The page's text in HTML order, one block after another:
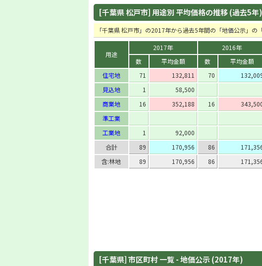
[千葉県 松戸市] 用途別 平均価格の推移 (過去5
「千葉県 松戸市」の2017年から過去5年間の「地価公示」の
用途
2017年 2016年
数
平均金額 数 平均金額
住宅地
71 132,811 70
見込地
1 58,500
商業地
16 352,188 16
準工業
工業地
1
92,000
合計
89 170,956 86
含:林地
89 170,956 86
[千葉県] 市区町村 一覧 - 地価公示 (2017年)